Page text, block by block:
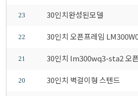
23 30인치완성된모델
22 30인치 오픈프레임
21 30인치 lm300wq3-sta2 오
20 30인치 벽걸이형 스텐드